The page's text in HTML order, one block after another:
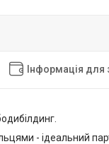
Інформація
- ідеальний